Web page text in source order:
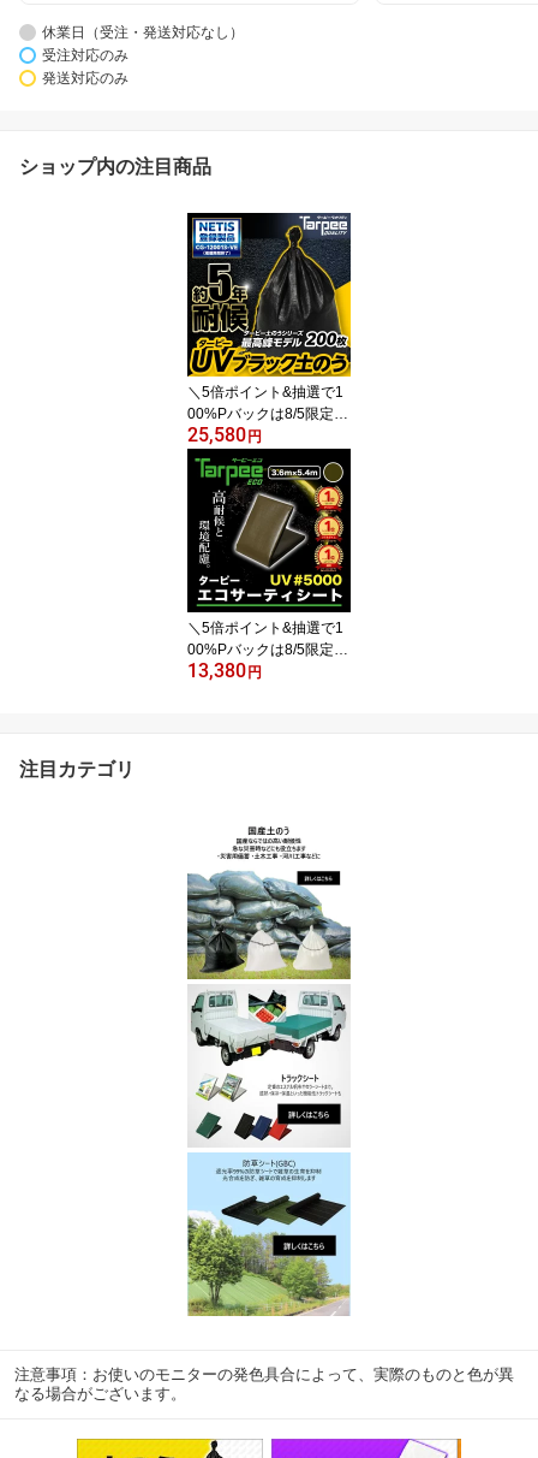
休業日（受注・発送対応なし）
受注対応のみ
発送対応のみ
ショップ内の注目商品
＼5倍ポイント&抽選で1
00%Pバックは8/5限定／
【楽天1位】ターピー UV
ブラック土のう 5年耐候
[200袋] | 日本製 48cm×6
2cm UVDB4862200 UV
剤入り 土のう袋 土嚢袋
台風 災害 防災 浸水 水害
土砂 大雨 土木 工事現場
DIY 資材保管 国産 黒
25,580 円
＼5倍ポイント&抽選で1
00%Pバックは8/5限定／
【萩原工業 公式】ターピ
屋根 ブラウン
13,380 円
注目カテゴリ
注意事項：お使いのモニターの発色具合によって、実際のものと色が異
なる場合がございます。